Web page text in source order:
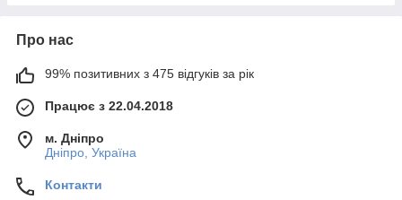
Про нас
99% позитивних з 475 відгуків за рік
Працює з 22.04.2018
м. Дніпро
Дніпро, Україна
Контакти